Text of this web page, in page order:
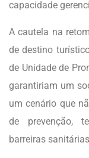
capacidade
A cautela na
de destino
de Unidade de
garantiriam um
um cenário que
de prevenção,
barreiras